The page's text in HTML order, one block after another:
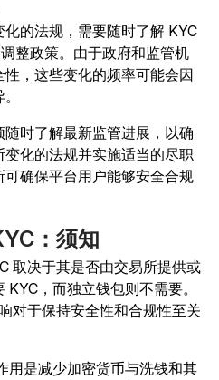
的法规，需要随时了解 KYC
整政策。由于政府和监管机
，这些变化的频率可能会因
时了解最新监管进展，以确
化的法规并实施适当的尽职
确保平台用户能够安全合规
：须知
取决于其是否由交易所提供或
，而独立钱包则不需要。
对于保持安全性和合规性至关
用是减少加密货币与洗钱和其